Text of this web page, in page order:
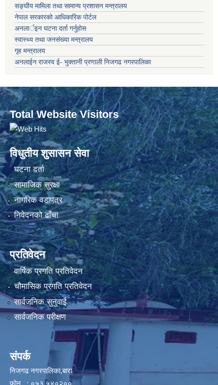
सङ्‍घीय मामिला तथा सामान्य प्रशासन मन्त्रालय
नेपाल सरकारको आधिकारिक पोर्टल
अनलार्इन घटना दर्ता गर्नुहोस
स्वास्थ्य तथा जनसंख्या मन्त्रालय
गृह मन्त्रालय
अनलाईन राजस्व ई- भुक्तानी प्रणाली निजगढ नगरपालिका
Total Website Visitors
विधुतीय शुसासन सेवा
घटना दर्ता
सामाजिक सुरक्षा
नागरिक वडापत्र
निवेदनको ढाँचा
प्रतिवेदन
वार्षिक प्रगति प्रतिवेदन
चौमासिक प्रगति प्रतिवेदन
सार्वजनिक सुनुवाई
सार्वजनिक परीक्षण
संपर्क
निजगढ नगरपालिका,बारा
फोन : ०५३ ५४०२००